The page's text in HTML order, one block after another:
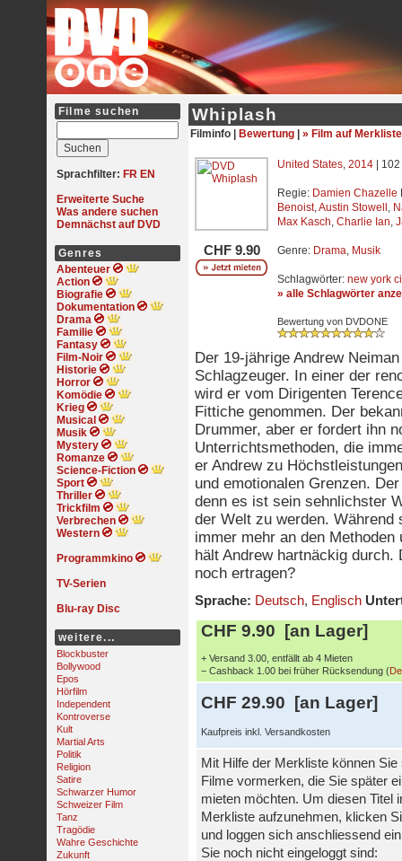
Filme suchen
Sprachfilter: FR EN
Erweiterte Suche
Was andere suchen
Demnächst auf DVD
Genres
Abenteuer
Action
Biografie
Dokumentation
Drama
Familie
Fantasy
Film-Noir
Historie
Horror
Komödie
Krieg
Musical
Musik
Mystery
Romanze
Science-Fiction
Sport
Thriller
Trickfilm
Verbrechen
Western
Programmkino
TV-Serien
Blu-ray Disc
weitere...
Blockbuster
Bollywood
Epos
Hörfilm
Independent
Kontroverse
Kult
Martial Arts
Politik
Religion
Satire
Schwarzer Humor
Schweizer Film
Tanz
Tragödie
Wahre Geschichte
Zukunft
Whiplash
Filminfo | Bewertung » Film auf Merkliste
CHF 9.90
United States, 2014 |
Regie: Damien Chazelle
Benoist,Austin Stowell ,
Max Kasch, Charlie Ian,
Genre: Drama, Musik
Schlagwörter: new york
» alle Schlagwörter
Bewertung von DVDONE
Der 19-jährige Andrew
Schlagzeuger. In einer der
wird er vom Dirigenten
Fittiche genommen. Der
Drummer, aber er fordert ihn
Unterrichtsmethoden, die
er Andrew zu
und emotionalen Grenzen.
denn es ist sein sehnlichster
der Welt zu werden.
immer mehr an den
hält Andrew hartnäckig durch.
noch ertragen?
Sprache: Deutsch, Englisch
CHF 9.90 [an Lager]
+ Versand 3.00, entfällt ab 4 Mieten
− Cashback 1.00 bei früher Rücksendung (
CHF 29.90 [an Lager]
Kaufpreis inkl. Versandkosten
Mit Hilfe der Merkliste können Sie
Filme vormerken, die Sie später
mieten möchten. Um diesen Titel
Merkliste aufzunehmen, klicken
und loggen sich anschliessend
Sie noch nicht eingeloggt sind: